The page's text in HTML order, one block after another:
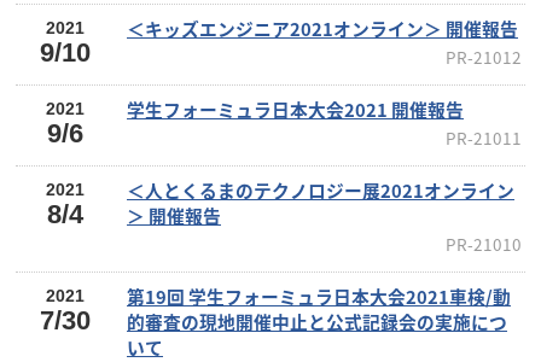
＜キッズエンジニア2021オンライン＞ 開催報告
PR-21012
2021
9/10
学生フォーミュラ日本大会2021 開催報告
PR-21011
2021
9/6
＜人とくるまのテクノロジー展2021オンライン
＞ 開催報告
PR-21010
2021
8/4
第19回 学生フォーミュラ日本大会2021車検/動
的審査の現地開催中止と公式記録会の実施につ
いて
2021
7/30